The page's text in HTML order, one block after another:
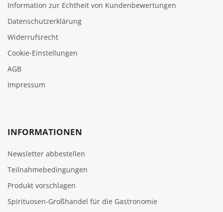
Information zur Echtheit von Kundenbewertungen
Datenschutzerklärung
Widerrufsrecht
Cookie‑Einstellungen
AGB
Impressum
INFORMATIONEN
Newsletter abbestellen
Teilnahmebedingungen
Produkt vorschlagen
Spirituosen-Großhandel für die Gastronomie